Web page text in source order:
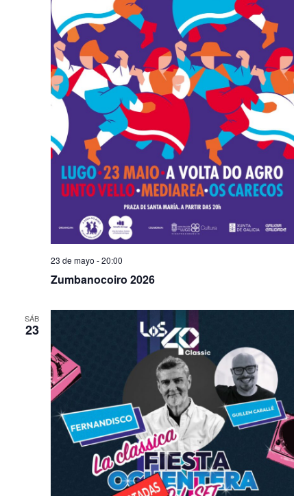
Zumbanocoiro 2026
23 de mayo - 20:00
SÁB
23